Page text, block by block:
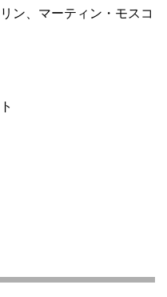
ン、マーティン・モスコ